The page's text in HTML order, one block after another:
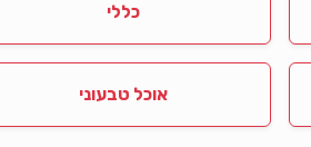
כללי
אוכל טבעוני